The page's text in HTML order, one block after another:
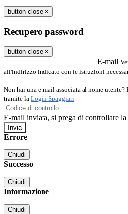
button close ×
Recupero password
button close ×
E-mail
all'indirizzo indicato con le istruzioni
Non hai una e-mail associata al nome utente?
tramite la Login Spaggiari
E-mail inviata, si prega di controllare la
Errore
Chiudi
Successo
Chiudi
Informazione
Chiudi